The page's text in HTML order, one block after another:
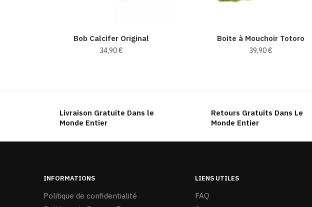
Bob Calcifer Original
34,90€
Boite à Mouchoir Totoro
39,90€
variations.
options
Livraison Gratuite Dans le
Monde Entier
Retours Gratuits Dans Le
Monde Entier
INFORMATIONS
Politique de confidentialité
LIENS UTILES
FAQ